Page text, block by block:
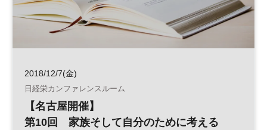
2018/12/7(金)
日経栄カンファレンスルーム
【名古屋開催】
第10回 家族そして自分のために考える